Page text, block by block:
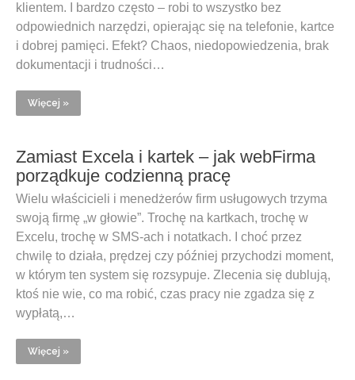
klientem. I bardzo często – robi to wszystko bez
odpowiednich narzędzi, opierając się na telefonie, kartce
i dobrej pamięci. Efekt? Chaos, niedopowiedzenia, brak
dokumentacji i trudności…
Więcej »
Zamiast Excela i kartek – jak webFirma
porządkuje codzienną pracę
Wielu właścicieli i menedżerów firm usługowych trzyma
swoją firmę „w głowie”. Trochę na kartkach, trochę w
Excelu, trochę w SMS-ach i notatkach. I choć przez
chwilę to działa, prędzej czy później przychodzi moment,
w którym ten system się rozsypuje. Zlecenia się dublują,
ktoś nie wie, co ma robić, czas pracy nie zgadza się z
wypłatą,…
Więcej »